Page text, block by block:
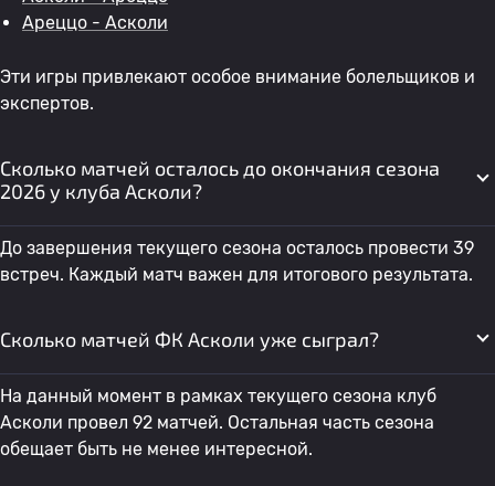
Ареццо - Асколи
Эти игры привлекают особое внимание болельщиков и
экспертов.
Сколько матчей осталось до окончания сезона
2026 у клуба Асколи?
До завершения текущего сезона осталось провести 39
встреч. Каждый матч важен для итогового результата.
Сколько матчей ФК Асколи уже сыграл?
На данный момент в рамках текущего сезона клуб
Асколи провел 92 матчей. Остальная часть сезона
обещает быть не менее интересной.